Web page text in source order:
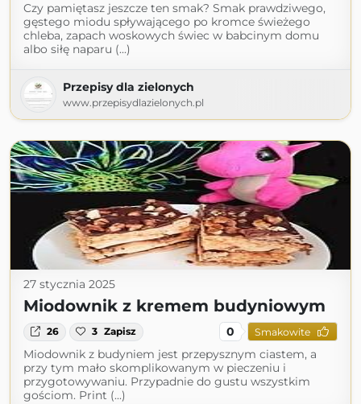
Czy pamiętasz jeszcze ten smak? Smak prawdziwego,
gęstego miodu spływającego po kromce świeżego
chleba, zapach woskowych świec w babcinym domu
albo siłę naparu (...)
Przepisy dla zielonych
www.przepisydlazielonych.pl
27 stycznia 2025
Miodownik z kremem budyniowym
26 3 Zapisz 0 Smakowite
Miodownik z budyniem jest przepysznym ciastem, a
przy tym mało skomplikowanym w pieczeniu i
przygotowywaniu. Przypadnie do gustu wszystkim
gościom. Print (...)